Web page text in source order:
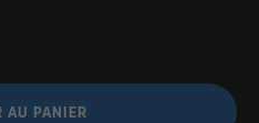
AU PANIER